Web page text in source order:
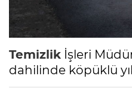
Temizlik İşleri
dahilinde köpüklü